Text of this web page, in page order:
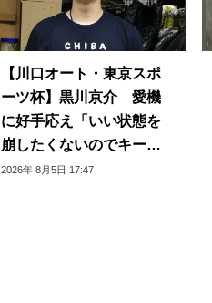
【川口オート・東京スポ
ーツ杯】黒川京介 愛機
に好手応え「いい状態を
崩したくないのでキープ
できるように」
2026年 8月5日 17:47